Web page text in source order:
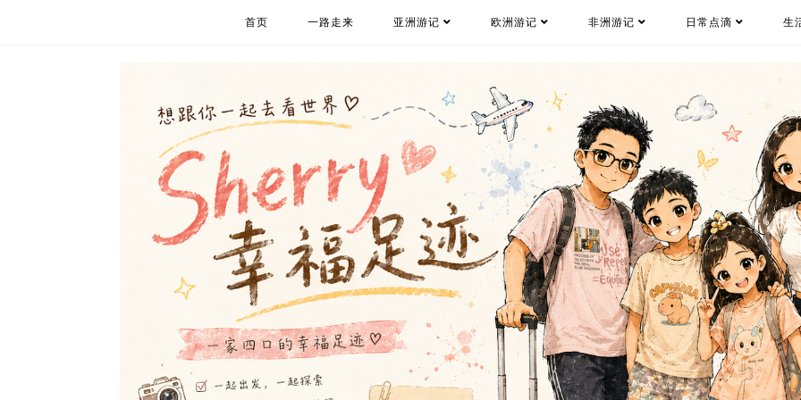
首页 一路走来 亚洲游记 欧洲游记 非洲游记 日常点滴 生